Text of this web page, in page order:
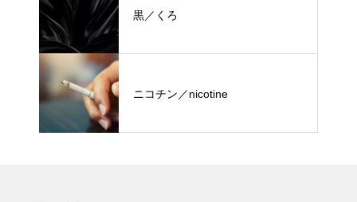
黒／くろ
ニコチン／nicotine